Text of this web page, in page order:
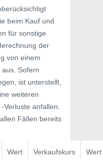
beim Kauf und
für sonstige
der
von einem
Sofern
ist unterstellt,
weiteren
anfallen.
Fällen bereits
Wert
Verkaufskurs
Wert